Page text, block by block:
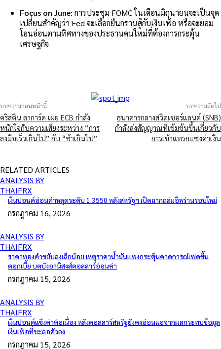
Focus on June: การประชุม FOMC ในเดือนมิถุนายนจะเป็นจุด
เปลี่ยนสำคัญว่า Fed จะเลือกยืนกรานสู้กับเงินเฟ้อ หรือจะยอม
โอนอ่อนตามทิศทางของประธานคนใหม่ที่ต้องการกระตุ้น
เศรษฐกิจ
บทความก่อนหน้านี้
คริสติน ลาการ์ด เผย ECB กำลัง
หนักใจกับความเสี่ยงระหว่าง “การ
ลงมือเร็วเกินไป” กับ “ช้าเกินไป”
บทความถัดไป
ธนาคารกลางสวิตเซอร์แลนด์ (SNB)
กำลังส่งสัญญาณที่เข้มข้นขึ้นเกี่ยวกับ
การเข้าแทรกแซงค่าเงิน
RELATED ARTICLES
ANALYSIS BY
THAIFRX
เงินปอนด์อ่อนค่าหลุดระดับ 1.3550 หลังสหรัฐฯ เปิดฉากถล่มอิหร่านรอบใหม่
กรกฎาคม 16, 2026
ANALYSIS BY
THAIFRX
ราคาทองคำขยับลงเล็กน้อย เหตุราคาน้ำมันแพงกระตุ้นคาดการณ์เฟดขึ้น
ดอกเบี้ย บดบังอานิสงส์ดอลลาร์อ่อนค่า
กรกฎาคม 15, 2026
ANALYSIS BY
THAIFRX
เงินปอนด์แข็งค่าต่อเนื่อง หลังดอลลาร์สหรัฐยังคงอ่อนแอจากผลกระทบข้อมูล
เงินเฟ้อที่ชะลอตัวลง
กรกฎาคม 15, 2026